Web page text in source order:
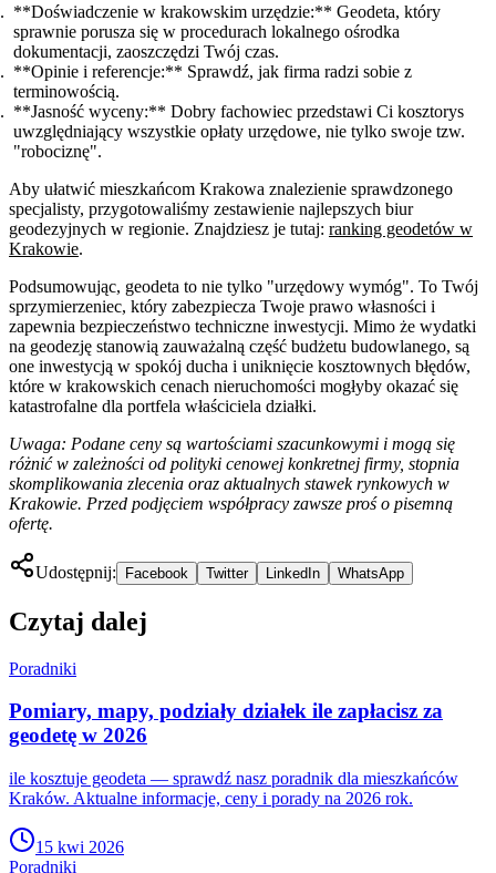
**Doświadczenie w krakowskim urzędzie:** Geodeta, który
sprawnie porusza się w procedurach lokalnego ośrodka
dokumentacji, zaoszczędzi Twój czas.
**Opinie i referencje:** Sprawdź, jak firma radzi sobie z
terminowością.
**Jasność wyceny:** Dobry fachowiec przedstawi Ci kosztorys
uwzględniający wszystkie opłaty urzędowe, nie tylko swoje tzw.
"robociznę".
Aby ułatwić mieszkańcom Krakowa znalezienie sprawdzonego
specjalisty, przygotowaliśmy zestawienie najlepszych biur
geodezyjnych w regionie. Znajdziesz je tutaj: ranking geodetów w
Krakowie.
Podsumowując, geodeta to nie tylko "urzędowy wymóg". To Twój
sprzymierzeniec, który zabezpiecza Twoje prawo własności i
zapewnia bezpieczeństwo techniczne inwestycji. Mimo że wydatki
na geodezję stanowią zauważalną część budżetu budowlanego, są
one inwestycją w spokój ducha i uniknięcie kosztownych błędów,
które w krakowskich cenach nieruchomości mogłyby okazać się
katastrofalne dla portfela właściciela działki.
Uwaga: Podane ceny są wartościami szacunkowymi i mogą się
różnić w zależności od polityki cenowej konkretnej firmy, stopnia
skomplikowania zlecenia oraz aktualnych stawek rynkowych w
Krakowie. Przed podjęciem współpracy zawsze proś o pisemną
ofertę.
Udostępnij: Facebook Twitter LinkedIn WhatsApp
Czytaj dalej
Poradniki
Pomiary, mapy, podziały działek ile zapłacisz za
geodetę w 2026
ile kosztuje geodeta — sprawdź nasz poradnik dla mieszkańców
Kraków. Aktualne informacje, ceny i porady na 2026 rok.
15 kwi 2026
Poradniki